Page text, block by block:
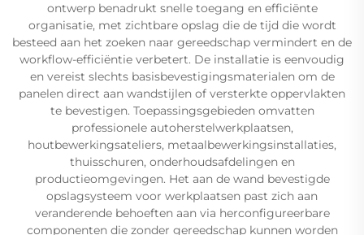
ontwerp benadrukt snelle toegang en efficiënte
organisatie, met zichtbare opslag die de tijd die wordt
besteed aan het zoeken naar gereedschap vermindert en de
workflow-efficiëntie verbetert. De installatie is eenvoudig
en vereist slechts basisbevestigingsmaterialen om de
panelen direct aan wandstijlen of versterkte oppervlakten
te bevestigen. Toepassingsgebieden omvatten
professionele autoherstelwerkplaatsen,
houtbewerkingsateliers, metaalbewerkingsinstallaties,
thuisschuren, onderhoudsafdelingen en
productieomgevingen. Het aan de wand bevestigde
opslagsysteem voor werkplaatsen past zich aan
veranderende behoeften aan via herconfigureerbare
componenten die zonder gereedschap kunnen worden